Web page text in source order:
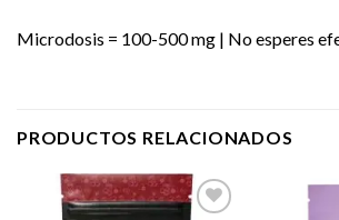
Microdosis = 100-500 mg | No esperes
PRODUCTOS RELACIONADOS